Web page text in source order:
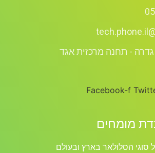
Facebook-f
מומחים
הסלולאר בארץ ובעולם